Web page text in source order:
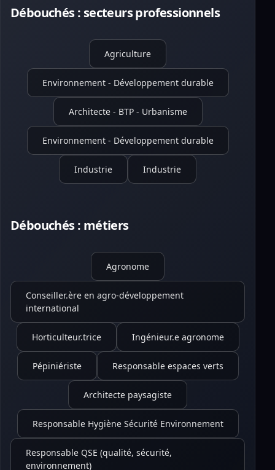
Débouchés : secteurs professionnels
Agriculture
Environnement - Développement durable
Architecte - BTP - Urbanisme
Environnement - Développement durable
Industrie Industrie
Débouchés : métiers
Agronome
Conseiller.ère en agro-développement
international
Horticulteur.trice Ingénieur.e agronome
Pépiniériste Responsable espaces verts
Architecte paysagiste
Responsable Hygiène Sécurité Environnement
Responsable QSE (qualité, sécurité,
environnement)